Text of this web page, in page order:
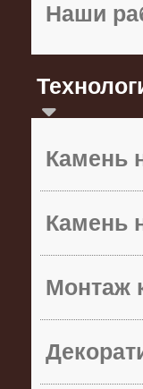
Наши
Камень
Камень
Монтаж